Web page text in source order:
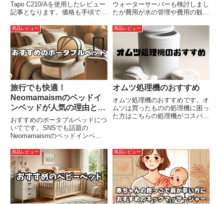
Tapo C210/Aを使用したレビュー
記事となります。価格も手頃です
兼ね備えていると思います。リビ
ングと寝室が離れている方などに
おすすめの見守りカメラです。
ウォーターサーバーも検討しまし
たが費用が水の管理や費用の観点
度調節が可能なのでミルクだけで
なくコーヒーなど普段遣いにも持
って来いです！
商品レビュー
旅行でも快適！
Neomamaismのベッドイ
ンベッドが人気の理由とポ
ータブルベビーベッドの選
び方
おすすめのポータブルベッドにつ
いてです。SNSでも話題の
Neomamaismのベッドインベッ
をまとめています。自宅にベビー
ベッドを置くスペースが無い方や
外出先で簡易的なベッドを使い方
におすすめです。
商品レビュー
オムツ処理機のおすすめ
オムツ処理機のおすすめです。オ
ムツは買ったものの処理機に困っ
た方はこちらの処理機がコスパが
商品レビュー 商品レビュー